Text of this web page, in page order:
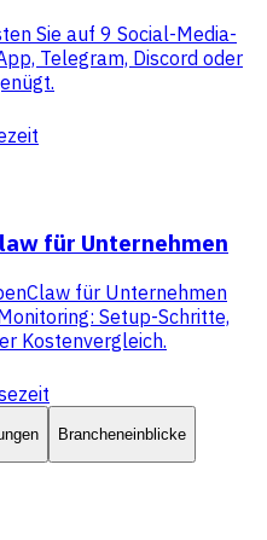
Sie auf 9 Social-Media-
Telegram, Discord oder
für Unternehmen
für Unternehmen
Setup-Schritte,
Kostenvergleich.
Brancheneinblicke